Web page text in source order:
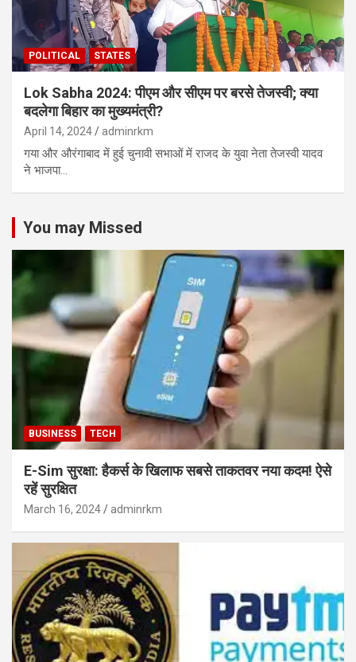
POLITICAL STATES
Lok Sabha 2024: पीएम और सीएम पर बरसे तेजस्वी; क्या
बदलेगा बिहार का मुख्यमंत्री?
April 14, 2024 adminrkm
गया और औरंगाबाद में हुई चुनावी सभाओं में राजद के युवा नेता तेजस्वी यादव
ने भाजपा…
You may Missed
BUSINESS TECH
E-Sim सुरक्षा: हैकर्स के खिलाफ सबसे ताकतवर नया कदम! ऐसे
रहें सुरक्षित
March 16, 2024 adminrkm